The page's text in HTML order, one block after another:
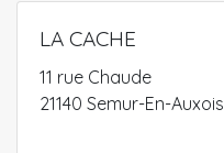
LA CACHE
11 rue Chaude
21140 Semur-En-Auxois